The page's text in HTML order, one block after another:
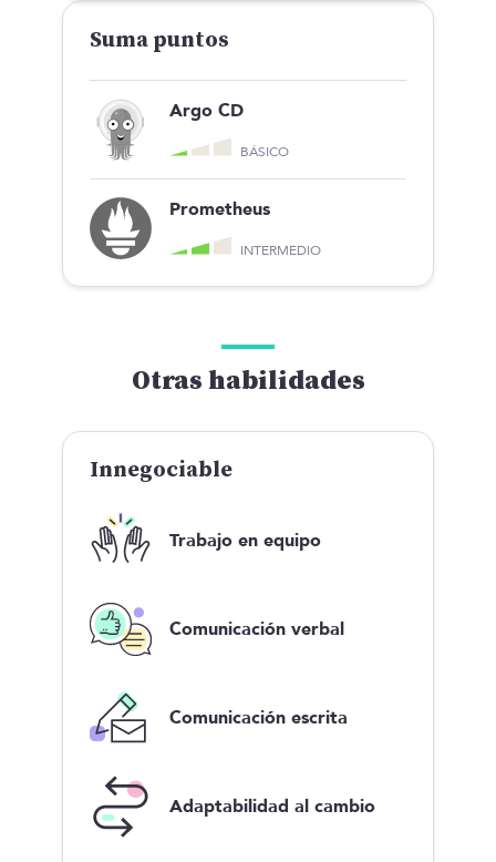
Suma puntos
Argo CD
BÁSICO
Prometheus
INTERMEDIO
Otras habilidades
Innegociable
Trabajo en equipo
Comunicación verbal
Comunicación escrita
Adaptabilidad al cambio